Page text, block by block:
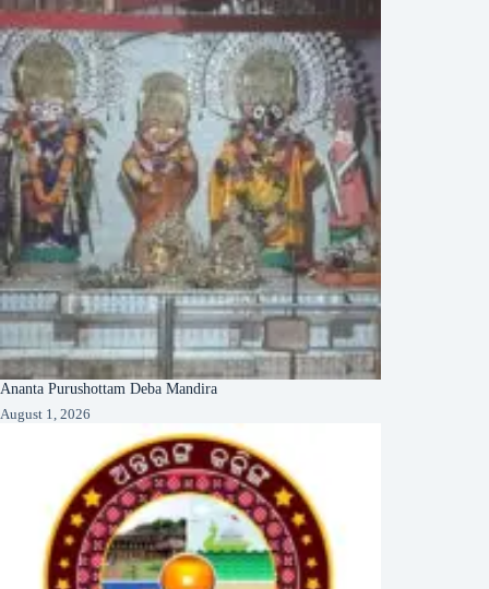
Ananta Purushottam Deba Mandira
August 1, 2026